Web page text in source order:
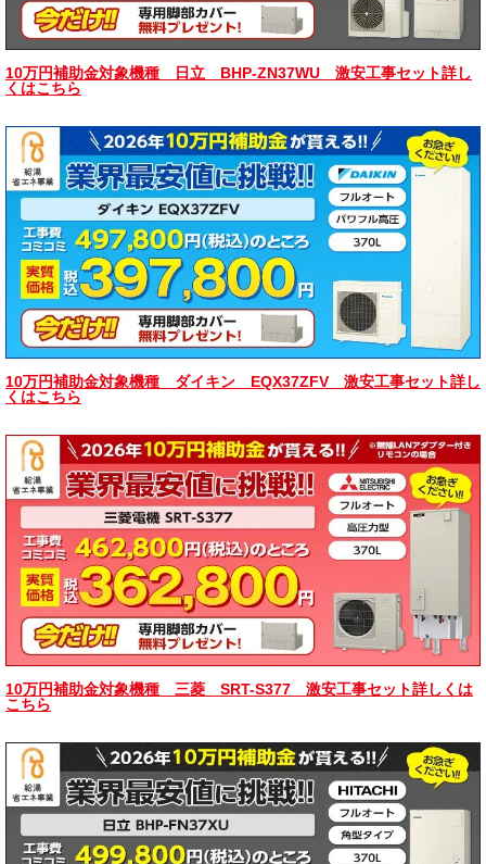
10万円補助金対象機種 日立 BHP-ZN37WU 激安工事セット詳し
くはこちら
10万円補助金対象機種 ダイキン EQX37ZFV 激安工事セット詳し
くはこちら
10万円補助金対象機種 三菱 SRT-S377 激安工事セット詳しくは
こちら